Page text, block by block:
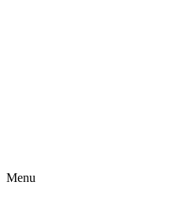
Menu